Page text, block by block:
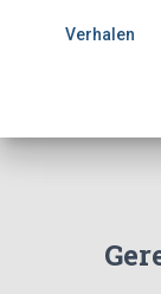
Verhalen